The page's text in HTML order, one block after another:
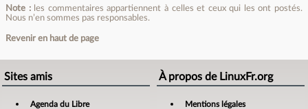
Note :les commentaires appartiennent à celles et ceux qui les ont postés.
Nous n’en sommes pas responsables.
Revenir en haut de page
Sites amis
Agenda du Libre
À propos de LinuxFr.org
Mentions légales